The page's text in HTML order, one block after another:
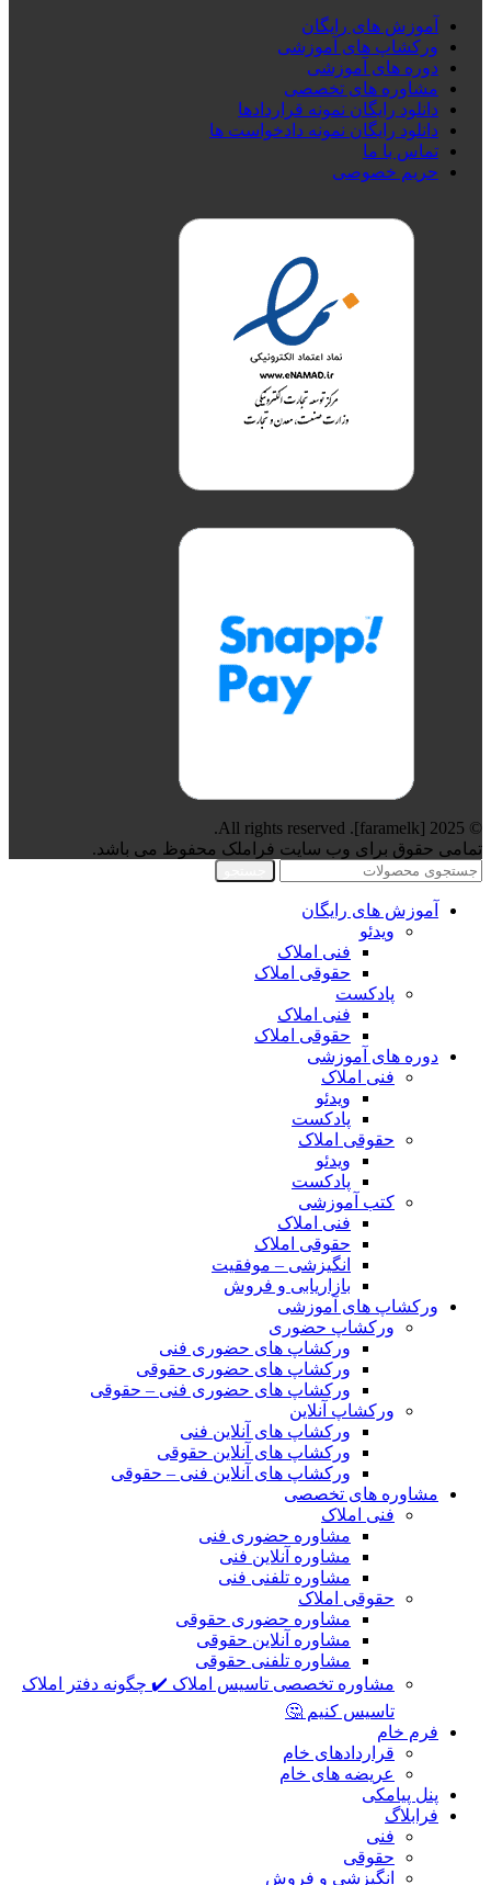
آموزش های رایگان
ورکشاپ های آموزشی
دوره های آموزشی
مشاوره های تخصصی
دانلود رایگان نمونه قراردادها
دانلود رایگان نمونه دادخواست ها
تماس با ما
حریم خصوصی
© 2025 [faramelk]. All rights reserved.
تمامی حقوق برای وب سایت فراملک محفوظ می باشد.
آموزش های رایگان
ویدئو
فنی املاک
حقوقی املاک
پادکست
فنی املاک
حقوقی املاک
دوره های آموزشی
فنی املاک
ویدئو
پادکست
حقوقی املاک
ویدئو
پادکست
کتب آموزشی
فنی املاک
حقوقی املاک
انگیزشی – موفقیت
بازاریابی و فروش
ورکشاپ های آموزشی
ورکشاپ حضوری
ورکشاپ های حضوری فنی
ورکشاپ های حضوری حقوقی
ورکشاپ های حضوری فنی – حقوقی
ورکشاپ آنلاین
ورکشاپ های آنلاین فنی
ورکشاپ های آنلاین حقوقی
ورکشاپ های آنلاین فنی – حقوقی
مشاوره های تخصصی
فنی املاک
مشاوره حضوری فنی
مشاوره آنلاین فنی
مشاوره تلفنی فنی
حقوقی املاک
مشاوره حضوری حقوقی
مشاوره آنلاین حقوقی
مشاوره تلفنی حقوقی
مشاوره تخصصی تاسیس املاک ✔️ چگونه دفتر املاک
تاسیس کنیم 🤔
فرم خام
قراردادهای خام
عریضه های خام
پنل پیامکی
فرابلاگ
فنی
حقوقی
انگیزشی و فروش